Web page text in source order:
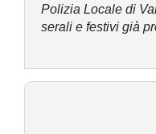
Polizia Locale di
serali e festivi già